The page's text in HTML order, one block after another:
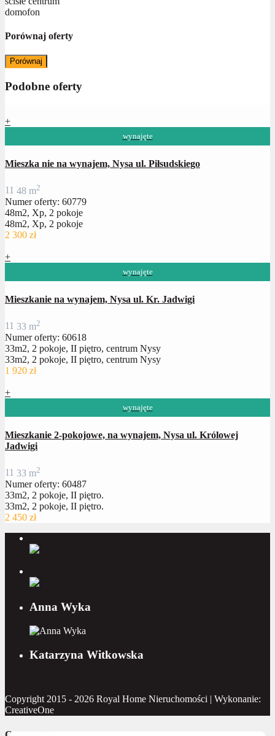
domofon
Porównaj oferty
Porównaj
Podobne oferty
+
wynajęte
Mieszka nie na wynajem, Nysa ul. Piłsudskiego
11 48 m2
Numer oferty: 60779
48m2, Xp, 2 pokoje
48m2, Xp, 2 pokoje
2 300 zł
+
wynajęte
Mieszkanie na wynajem, Nysa ul. Kr. Jadwigi
11 33 m2
Numer oferty: 60618
33m2, 2 pokoje, II piętro, centrum Nysy
33m2, 2 pokoje, II piętro, centrum Nysy
1 920 zł
+
wynajęte
Mieszkanie 2-pokojowe, na wynajem, Nysa ul. Królowej
Jadwigi
11 33 m2
Numer oferty: 60487
33m2, 2 pokoje, II piętro.
33m2, 2 pokoje, II piętro.
2 450 zł
Anna Wyka
Katarzyna Witkowska
Copyright 2015 - 2026 Royal Home Nieruchomości | Wykonanie:
CreativeOne